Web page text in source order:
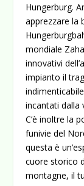
Hungerburg.
apprezzare la
mondiale
innovativi
impianto il
incantati dalla
C’è inoltre la
funivie del
questa è
cuore storico
montagne, il